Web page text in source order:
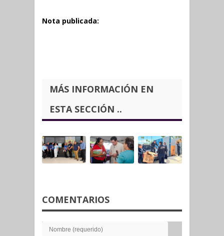
Nota publicada:
MÁS INFORMACIÓN EN
ESTA SECCIÓN ..
COMENTARIOS